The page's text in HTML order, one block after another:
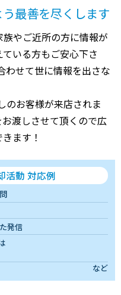
最善を尽くします
やご近所の方に情報が
いる方もご安心下さ
わせて世に情報を出さな
のお客様が来店されま
渡しさせて頂くので広
ます！
活動 対応例
発信
など